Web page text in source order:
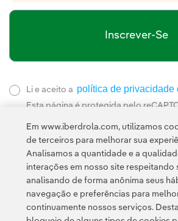
Inscrever-Se
Li e aceito a política de privacidade
Esta página é protegida pelo
Contato Clientes Política de Privacidade
Em www.iberdrola.com, utilizamos
de terceiros para melhorar sua
Analisamos a quantidade e a
interações em nosso site respeitando
analisando de forma anônima seus
navegação e preferências para
continuamente nossos serviços.